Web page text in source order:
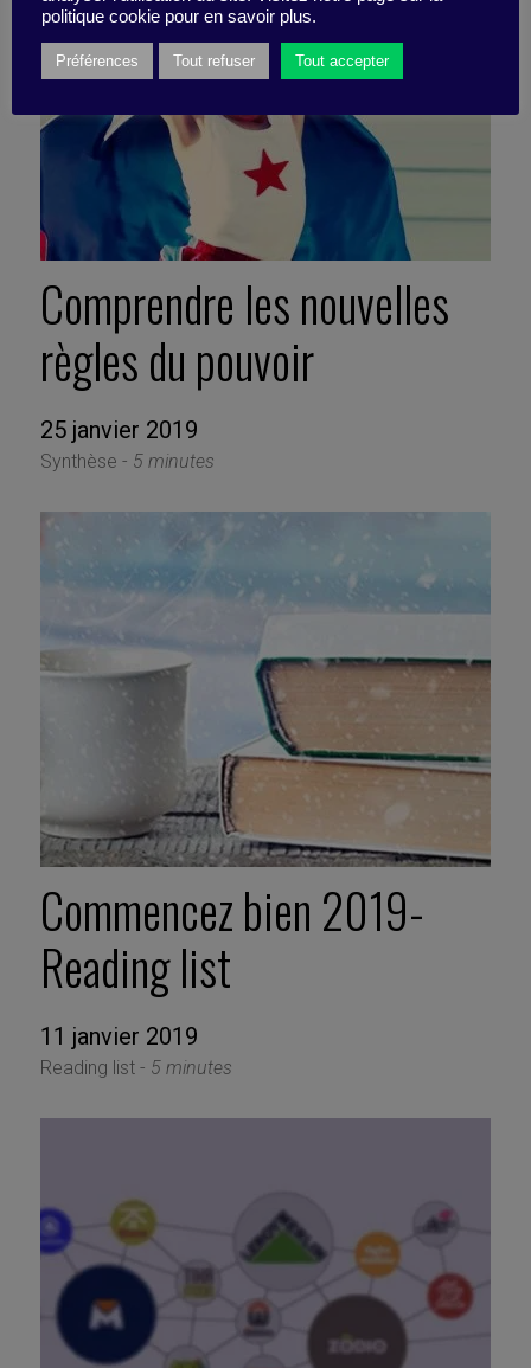
Comprendre les nouvelles
règles du pouvoir
25 janvier 2019
Synthèse - 5 minutes
Commencez bien 2019-
Reading list
11 janvier 2019
Reading list - 5 minutes
politique cookie pour en savoir plus.
Préférences Tout refuser Tout accepter